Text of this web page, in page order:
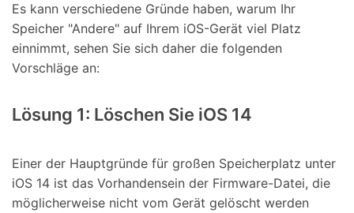
Es kann verschiedene Gründe haben, warum Ihr
Speicher "Andere" auf Ihrem iOS-Gerät viel Platz
einnimmt, sehen Sie sich daher die folgenden
Vorschläge an:
Lösung 1: Löschen Sie iOS 14
Einer der Hauptgründe für großen Speicherplatz unter
iOS 14 ist das Vorhandensein der Firmware-Datei, die
möglicherweise nicht vom Gerät gelöscht werden